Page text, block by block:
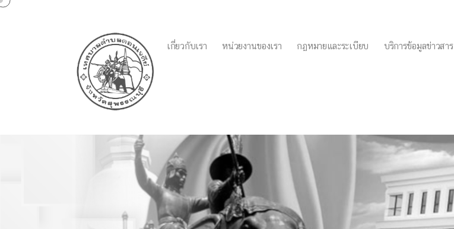
เกี่ยวกับเรา หน่วยงานของเรา กฏหมายและระเบียบ บริการข้อมูลข่าวสาร
catagory:การสรรหาและคัดเลือกบุคลากร